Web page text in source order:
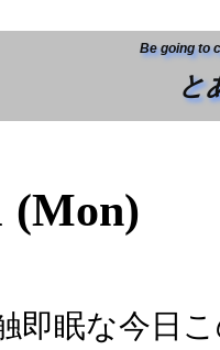
Be going to
と
(Mon)
即眠な今日